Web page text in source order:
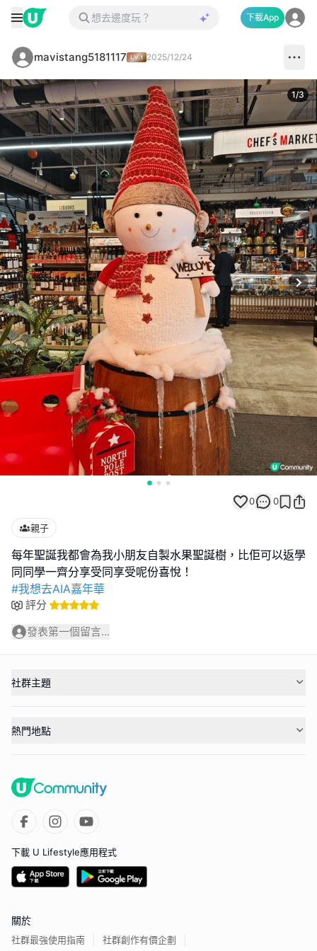
下載App
mavistang5181117 2025/12/24
1/3
0 0
親子
每年聖誕我都會為我小朋友自製水果聖誕樹，比佢可以返學
#我想去AIA嘉年華
評分
發表第一個留言...
社群主題
熱門地點
下載 U Lifestyle應用程式
關於
社群最強使用指南 社群創作有價企劃